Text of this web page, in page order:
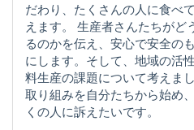
だわり、たくさんの人に食べ
えます。 生産者さんたちがど
るのかを伝え、安心で安全の
にします。そして、地域の活
料生産の課題について考えま
取り組みを自分たちから始め
くの人に訴えたいです。